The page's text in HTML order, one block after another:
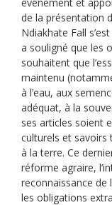
de la présentation
Ndiakhate Fall
a souligné que les
souhaitent que
maintenu
à l’eau, aux
adéquat, à la
ses articles soient
culturels et savoirs
à la terre. Ce
réforme agraire,
reconnaissance de
les obligations